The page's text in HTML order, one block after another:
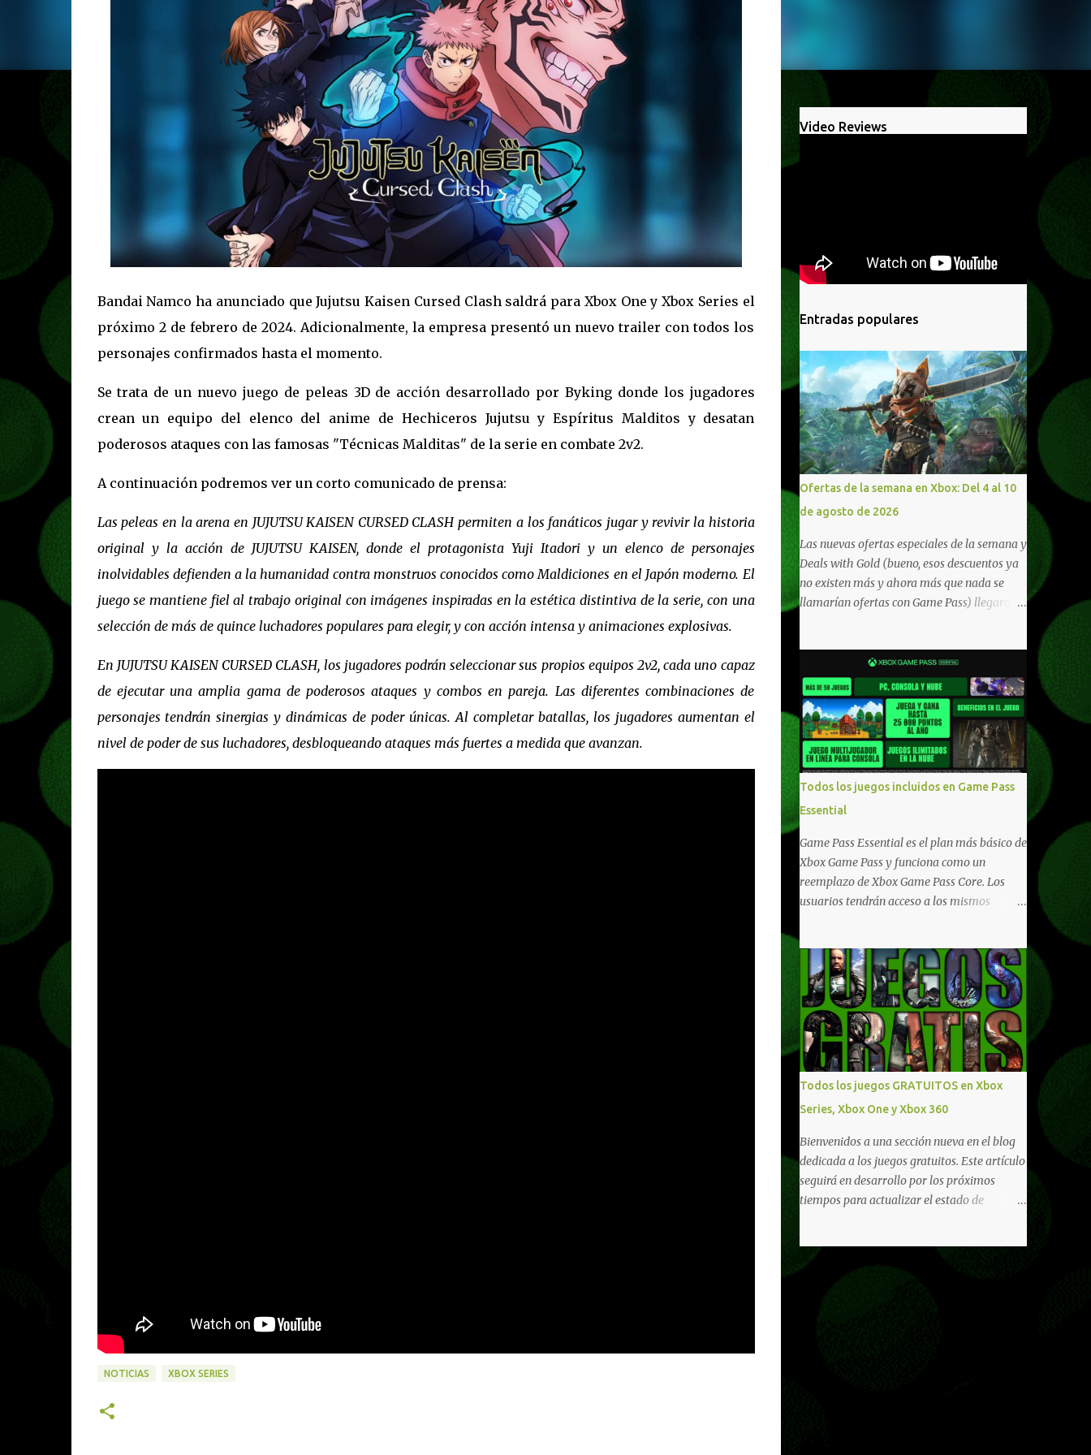
Bandai Namco ha anunciado que Jujutsu Kaisen Cursed Clash saldrá para Xbox One y Xbox Series el
próximo 2 de febrero de 2024. Adicionalmente, la empresa presentó un nuevo trailer con todos los
personajes confirmados hasta el momento.
Se trata de un nuevo juego de peleas 3D de acción desarrollado por Byking donde los jugadores
crean un equipo del elenco del anime de Hechiceros Jujutsu y Espíritus Malditos y desatan
poderosos ataques con las famosas "Técnicas Malditas" de la serie en combate 2v2.
A continuación podremos ver un corto comunicado de prensa:
Las peleas en la arena en JUJUTSU KAISEN CURSED CLASH permiten a los fanáticos jugar y revivir la historia
original y la acción de JUJUTSU KAISEN, donde el protagonista Yuji Itadori y un elenco de personajes
inolvidables defienden a la humanidad contra monstruos conocidos como Maldiciones en el Japón moderno. El
juego se mantiene fiel al trabajo original con imágenes inspiradas en la estética distintiva de la serie, con una
selección de más de quince luchadores populares para elegir, y con acción intensa y animaciones explosivas.
En JUJUTSU KAISEN CURSED CLASH, los jugadores podrán seleccionar sus propios equipos 2v2, cada uno capaz
de ejecutar una amplia gama de poderosos ataques y combos en pareja. Las diferentes combinaciones de
personajes tendrán sinergias y dinámicas de poder únicas. Al completar batallas, los jugadores aumentan el
nivel de poder de sus luchadores, desbloqueando ataques más fuertes a medida que avanzan.
NOTICIAS XBOX SERIES
Video Reviews
Entradas populares
Ofertas de la semana en Xbox: Del 4 al 10
de agosto de 2026
Las nuevas ofertas especiales de la semana y
Deals with Gold (bueno, esos descuentos ya
no existen más y ahora más que nada se
llamarían ofertas con Game Pass) llegaron a
10/11, varios de los juegos que están de
oferta también cuentan con soporte para
Xbox Play Anywhere, lo que nos permite
jugarlos y mantener un progreso
compartido en Windows PC y Xbox, y
tenemos un listado de juegos compatibles
por acá . ¿Aún necesitas una mano con las
compras? Tenemos un tutorial extenso o en
vídeo para que se quiten todas las dudas
generales de cómo hacer compras en Xbox .
Podes consultar un listado más completo de
promociones desde xbox.com. El post puede
tener actualizaciones regulares o cambios
- México Ofertas - Estados Unidos Ofertas -
España Todas las ofertas de Xbox One
también aplican a Xbox Series, a excepción
de los jue...
Todos los juegos incluidos en Game Pass
Essential
Game Pass Essential es el plan más básico de
Xbox Game Pass y funciona como un
reemplazo de Xbox Game Pass Core. Los
usuarios tendrán acceso a los mismos
conocían, así como también otras ventajas
adicionales que fueron anunciados
recientemente. Essential incluirá como
novedades una serie de ventajas para
diferentes juegos free to play que están en
Xbox y PC, que van desde skins, desbloqueo
de personajes, paquetes de armas hasta
emotes, monedas virtuales y más para
diferentes títulos. Todas estas ventajas se
pueden reclamar desde la sección de Game
Pass o en tu aplicación de Xbox yendo
directamente a la pestaña de Game Pass.
Essential también ahora sumará el acceso a
la Nube de Xbox, el cual nos permitite jugar
juegos compatibles si es que los compramos
previamente (con más títulos en camino a
ser compatibles con la función Transmite tu
Todos los juegos GRATUITOS en Xbox
Series, Xbox One y Xbox 360
Bienvenidos a una sección nueva en el blog
dedicada a los juegos gratuitos. Este artículo
seguirá en desarrollo por los próximos
tiempos para actualizar el estado de
de nuestros lectores. Primero que nada
hemos remarcado los juegos gratuitos que